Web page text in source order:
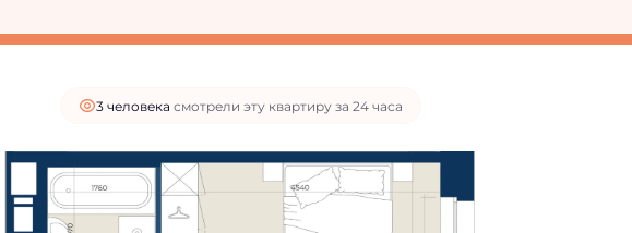
Цена при 100% оплате и ипотеке с базовыми условиями
3 человекa смотрели эту квартиру за 24 часа